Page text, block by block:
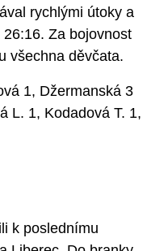
rychlými útoky a
Za bojovnost
všechna děvčata.
1, Džermanská 3
L. 1, Kodadová T. 1,
k poslednímu